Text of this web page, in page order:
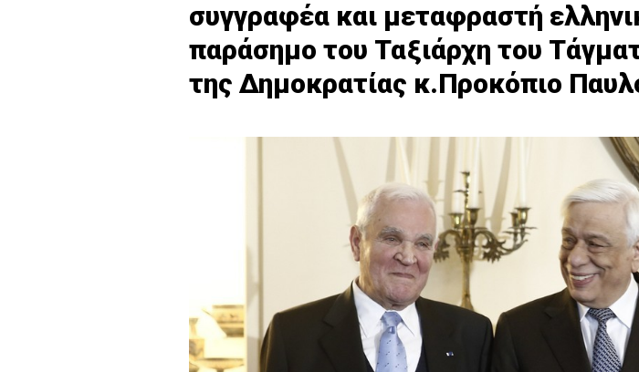
συγγραφέα και μεταφραστή
παράσημο του Ταξιάρχη του
της Δημοκρατίας κ.Προκόπιο